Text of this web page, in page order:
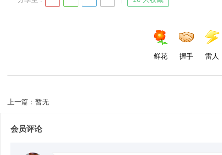
鲜花 握手 雷人
上一篇：暂无
会员评论